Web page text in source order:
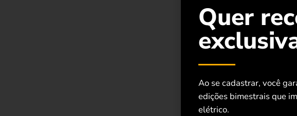
Quer
Ao se cadastrar, você
edições bimestrais que
elétrico.